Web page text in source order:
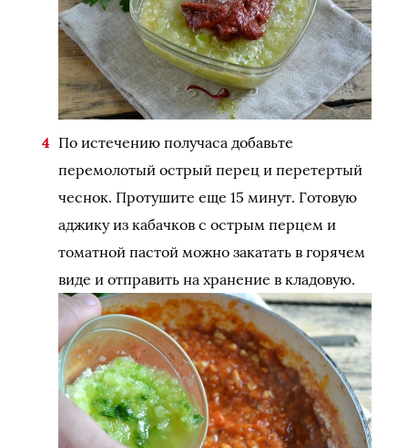
По истечению получаса добавьте
перемолотый острый перец и перетертый
чеснок. Протушите еще 15 минут. Готовую
аджику из кабачков с острым перцем и
томатной пастой можно закатать в горячем
виде и отправить на хранение в кладовую.